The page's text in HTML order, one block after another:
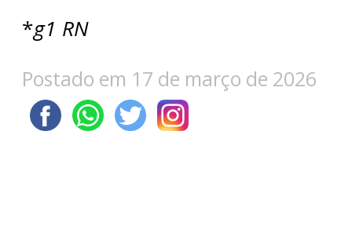
*g1 RN
Postado em 17 de março de 2026